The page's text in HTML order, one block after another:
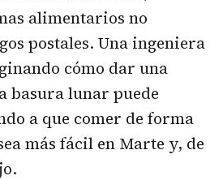
alimentarios no
postales. Una ingeniera
cómo dar una
basura lunar puede
a que comer de forma
más fácil en Marte y, de